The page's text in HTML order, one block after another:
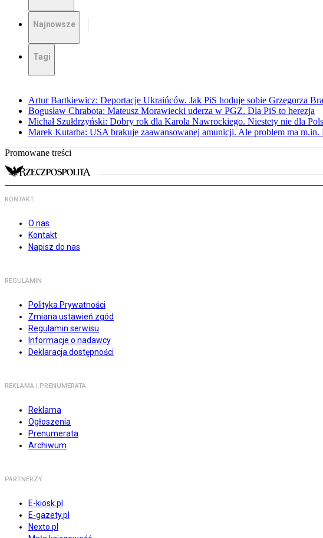
Najnowsze
Tagi
Artur Bartkiewicz: Deportacje Ukraińców. Jak PiS hoduje sobie Grzegorza
Bogusław Chrabota: Mateusz Morawiecki uderza w PGZ. Dla PiS to herezja
Michał Szułdrzyński: Dobry rok dla Karola Nawrockiego. Niestety nie dla
Marek Kutarba: USA brakuje zaawansowanej amunicji. Ale problem ma m.in.
Promowane treści
KONTAKT
O nas
Kontakt
Napisz do nas
REGULAMIN
Polityka Prywatności
Zmiana ustawień zgód
Regulamin serwisu
Informacje o nadawcy
Deklaracja dostępności
REKLAMA I PRENUMERATA
Reklama
Ogłoszenia
Prenumerata
Archiwum
PARTNERZY
E-kiosk.pl
E-gazety.pl
Nexto.pl